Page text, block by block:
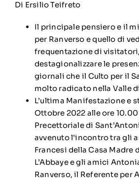
Di Ersilio Teifreto
Il principale pensiero e il
per Ranverso e quello di
frequentazione di
destagionalizzare le
giornali che il Culto per il
molto radicato nella Valle
L’ultima Manifestazione e
Ottobre 2022 alle ore
Precettoriale di
avvenuto l’incontro tra gli
Francesi della Casa Madre
L’Abbaye e gli amici
Ranverso, il Referente per